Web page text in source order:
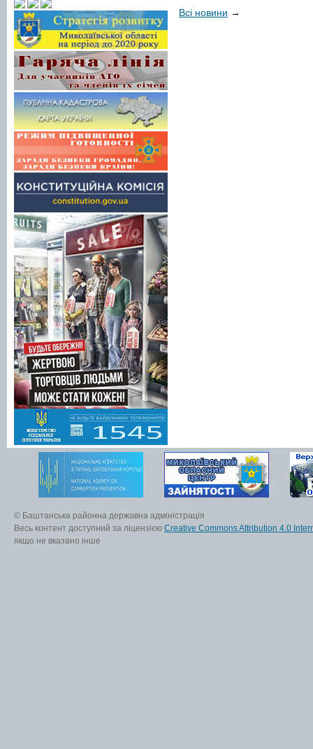
Всі новини →
© Баштанська районна державна адміністрація
Весь контент доступний за ліцензією Creative Commons Attribution 4.0
якщо не вказано інше